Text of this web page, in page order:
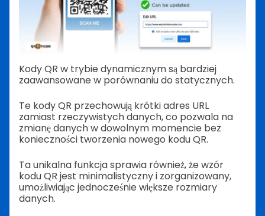
Kody QR w trybie dynamicznym są bardziej
zaawansowane w porównaniu do statycznych.
Te kody QR przechowują krótki adres URL
zamiast rzeczywistych danych, co pozwala na
zmianę danych w dowolnym momencie bez
konieczności tworzenia nowego kodu QR.
Ta unikalna funkcja sprawia również, że wzór
kodu QR jest minimalistyczny i zorganizowany,
umożliwiając jednocześnie większe rozmiary
danych.